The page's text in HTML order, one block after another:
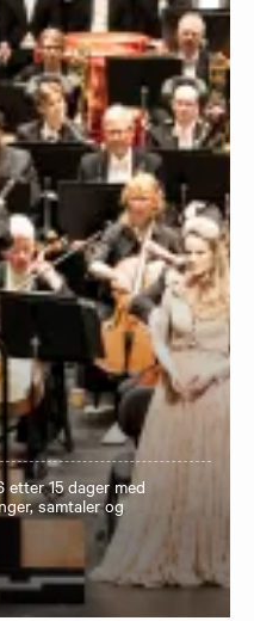
15 dager med
samtaler og